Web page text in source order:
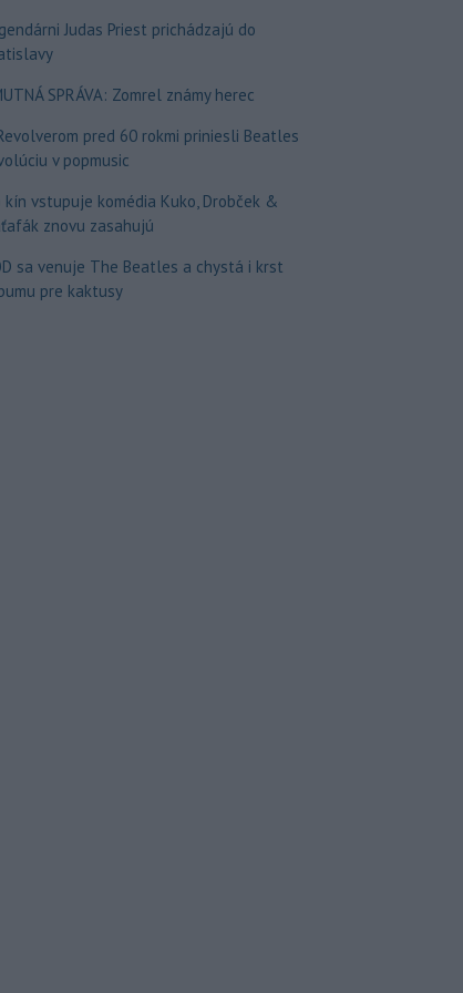
Judas Priest prichádzajú do
SPRÁVA: Zomrel známy herec
pred 60 rokmi priniesli Beatles
v popmusic
kín vstupuje komédia Kuko, Drobček &
znovu zasahujú
sa venuje The Beatles a chystá i krst
pre kaktusy